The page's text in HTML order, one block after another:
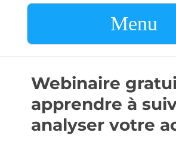
Menu
Webinaire
apprendre à
analyser votre